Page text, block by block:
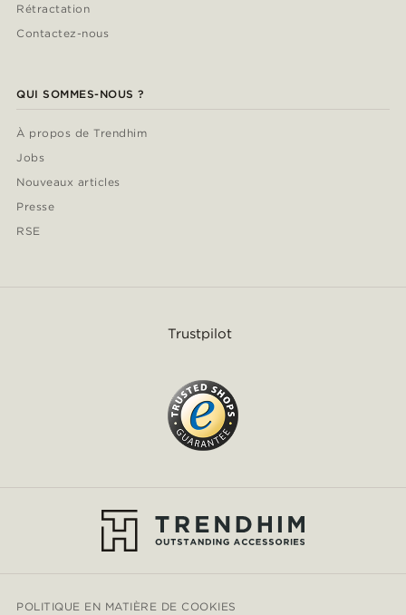
Rétractation
Contactez-nous
QUI SOMMES-NOUS ?
À propos de Trendhim
Jobs
Nouveaux articles
Presse
RSE
Trustpilot
POLITIQUE EN MATIÈRE DE COOKIES